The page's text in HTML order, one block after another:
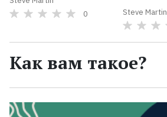
0
Steve Martin
Как вам такое?